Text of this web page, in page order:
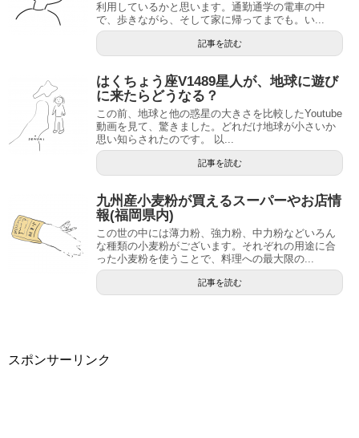
利用しているかと思います。通勤通学の電車の中
で、歩きながら、そして家に帰ってまでも。い...
記事を読む
はくちょう座V1489星人が、地球に遊び
に来たらどうなる？
この前、地球と他の惑星の大きさを比較したYoutube
動画を見て、驚きました。どれだけ地球が小さいか
思い知らされたのです。 以...
記事を読む
九州産小麦粉が買えるスーパーやお店情
報(福岡県内)
この世の中には薄力粉、強力粉、中力粉などいろん
な種類の小麦粉がございます。それぞれの用途に合
った小麦粉を使うことで、料理への最大限の...
記事を読む
スポンサーリンク